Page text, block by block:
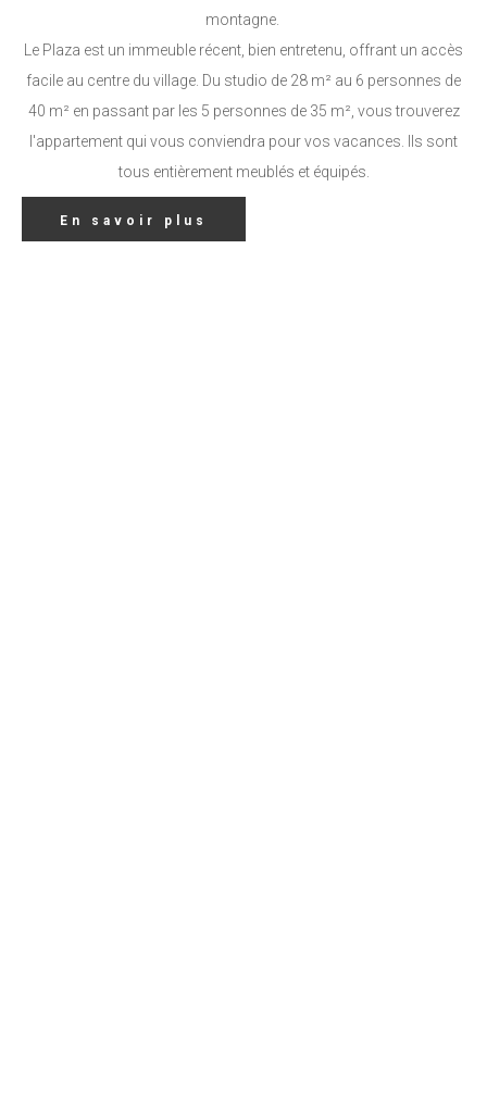
montagne.
Le Plaza est un immeuble récent, bien entretenu, offrant un accès
facile au centre du village. Du studio de 28 m² au 6 personnes de
40 m² en passant par les 5 personnes de 35 m², vous trouverez
l'appartement qui vous conviendra pour vos vacances. Ils sont
tous entièrement meublés et équipés.
En savoir plus